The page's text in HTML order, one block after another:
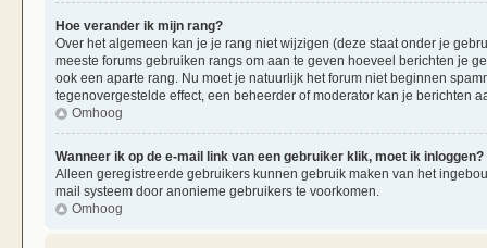
Hoe verander ik mijn rang?
Over het algemeen kan je je rang niet wijzigen (deze staat onder je
meeste forums gebruiken rangs om aan te geven hoeveel berichten je
ook een aparte rang. Nu moet je natuurlijk het forum niet beginnen
tegenovergestelde effect, een beheerder of moderator kan je berichten
Omhoog
Wanneer ik op de e-mail link van een gebruiker klik, moet ik inloggen?
Alleen geregistreerde gebruikers kunnen gebruik maken van het
mail systeem door anonieme gebruikers te voorkomen.
Omhoog